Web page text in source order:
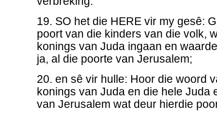
19. SO het die HERE vir my gesê:
poort van die kinders van die volk,
konings van Juda ingaan en
ja, al die poorte van Jerusalem;
20. en sê vir hulle: Hoor die woord
konings van Juda en die hele Juda
van Jerusalem wat deur hierdie